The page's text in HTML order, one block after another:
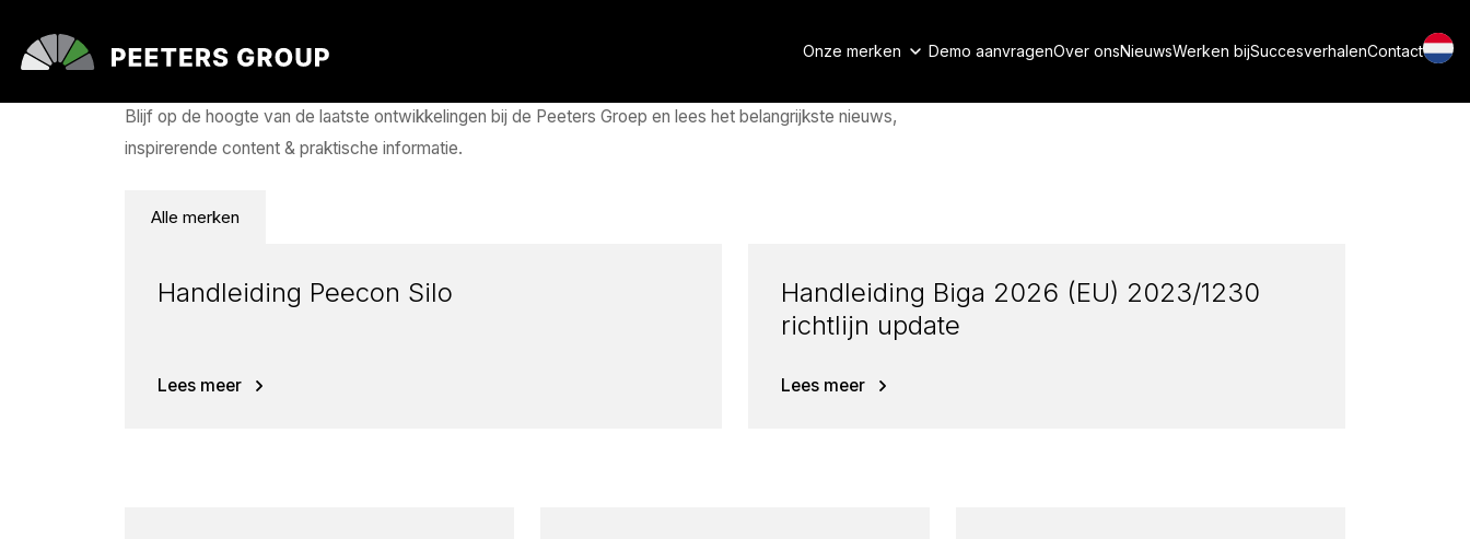
Onze merken Demo aanvragenOver onsNieuwsWerken bijSuccesverhalenContact
Nieuws
Blijf op de hoogte van de laatste ontwikkelingen bij de Peeters Groep en lees het belangrijkste nieuws,
inspirerende content & praktische informatie.
Alle merken
Handleiding Peecon Silo
Lees meer
Handleiding Biga 2026 (EU) 2023/1230
richtlijn update
Lees meer